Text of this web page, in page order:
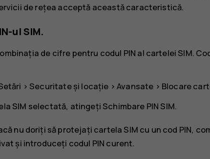
de rețea acceptă această caracteristică.
ul SIM.
de cifre pentru codul PIN al cartelei SIM.
> Securitate și locație >Avansate > Blocare
SIM selectată, atingeți Schimbare PIN SIM.
nu doriți să protejați cartela SIM cu un cod PIN,
și introduceți codul PIN curent.